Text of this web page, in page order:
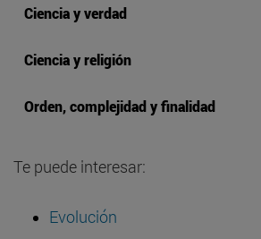
Ciencia y verdad
Ciencia y religión
Orden, complejidad y finalidad
Te puede interesar:
Evolución